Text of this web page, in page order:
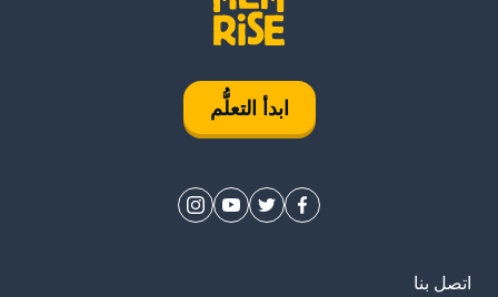
ابدأ التعلُّم
اتصل بنا